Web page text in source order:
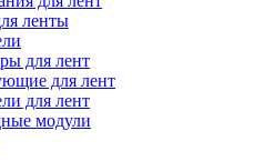
ленты
для лент
для лент
для лент
модули